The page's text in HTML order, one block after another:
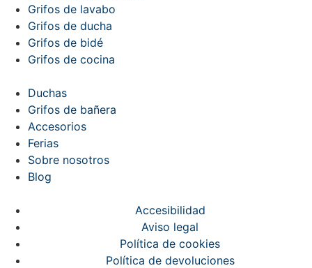
Grifos de lavabo
Grifos de ducha
Grifos de bidé
Grifos de cocina
Duchas
Grifos de bañera
Accesorios
Ferias
Sobre nosotros
Blog
Accesibilidad
Aviso legal
Política de cookies
Política de devoluciones